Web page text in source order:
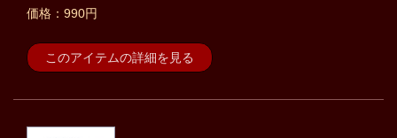
価格：990円
このアイテムの詳細を見る